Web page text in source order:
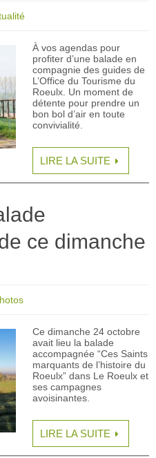
À vos agendas pour
profiter d’une balade en
compagnie des guides de
L’Office du Tourisme du
Roeulx. Un moment de
détente pour prendre un
bon bol d’air en toute
convivialité.
LIRE LA SUITE
ce dimanche
Ce dimanche 24 octobre
avait lieu la balade
accompagnée “Ces Saints
marquants de l’histoire du
Roeulx” dans Le Roeulx et
ses campagnes
avoisinantes.
LIRE LA SUITE